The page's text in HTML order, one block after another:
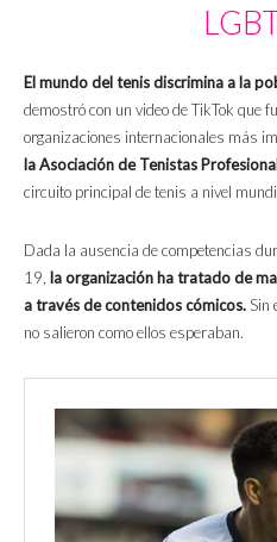
El mundo del tenis discrimina a la
demostró con un video de TikTok que
organizaciones internacionales más
la Asociación de Tenistas
circuito principal de tenis a nivel
Dada la ausencia de competencias
19, la organización ha tratado de
a través de contenidos cómicos. Sin
no salieron como ellos esperaban.